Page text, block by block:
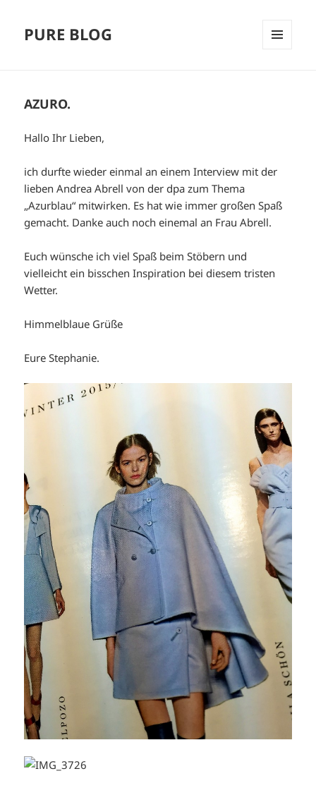
PURE BLOG
AZURO.
Hallo Ihr Lieben,
ich durfte wieder einmal an einem Interview mit der
lieben Andrea Abrell von der dpa zum Thema
„Azurblau“ mitwirken. Es hat wie immer großen Spaß
gemacht. Danke auch noch einemal an Frau Abrell.
Euch wünsche ich viel Spaß beim Stöbern und
vielleicht ein bisschen Inspiration bei diesem tristen
Wetter.
Himmelblaue Grüße
Eure Stephanie.